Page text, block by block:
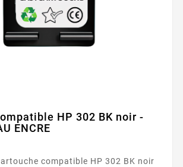
HP 302 BK noir -
ENCRE